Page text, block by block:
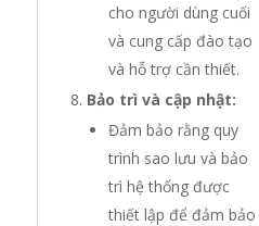
cho người dùng cuối
và cung cấp đào tạo
và hỗ trợ cần thiết.
Bảo trì và cập nhật:
Đảm bảo rằng quy
trình sao lưu và bảo
trì hệ thống được
thiết lập để đảm bảo